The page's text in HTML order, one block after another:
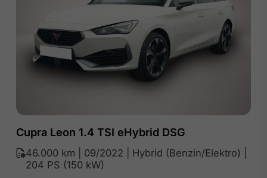
Cupra Leon 1.4 TSI eHybrid DSG
46.000 km | 09/2022 | Hybrid (Benzin/Elektro) |
204 PS (150 kW)